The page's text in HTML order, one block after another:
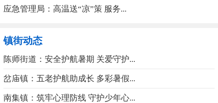
应急管理局：高温送“凉”策 服务...
镇街动态
陈师街道：安全护航暑期 关爱守护...
岔庙镇：五老护航助成长 多彩暑假...
南集镇：筑牢心理防线 守护少年心...